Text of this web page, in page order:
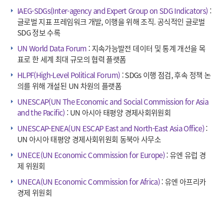
IAEG-SDGs(Inter-agency and Expert Group on SDG Indicators) :
글로벌 지표 프레임워크 개발, 이행을 위해 조직. 공식적인 글로벌
SDG 정보 수록
UN World Data Forum : 지속가능발전 데이터 및 통계 개선을 목
표로 한 세계 최대 규모의 협력 플랫폼
HLPF(High-Level Political Forum) : SDGs 이행 점검, 후속 정책 논
의를 위해 개설된 UN 차원의 플랫폼
UNESCAP(UN The Economic and Social Commission for Asia
and the Pacific) : UN 아시아 태평양 경제사회위원회
UNESCAP-ENEA(UN ESCAP East and North-East Asia Office):
UN 아시아 태평양 경제사회위원회 동북아 사무소
UNECE(UN Economic Commission for Europe): 유엔 유럽 경
제 위원회
UNECA(UN Economic Commission for Africa): 유엔 아프리카
경제 위원회